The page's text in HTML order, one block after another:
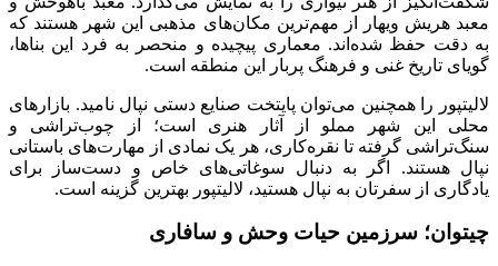
معبد هریش ویهار از مهم‌ترین مکان‌های مذهبی این شهر هستند که
به دقت حفظ شده‌اند. معماری پیچیده و منحصر به فرد این بناها،
گویای تاریخ غنی و فرهنگ پربار این منطقه است.
لالیتپور را همچنین می‌توان پایتخت صنایع دستی نپال نامید. بازارهای
محلی این شهر مملو از آثار هنری است؛ از چوب‌تراشی و
سنگ‌تراشی گرفته تا نقره‌کاری، هر یک نمادی از مهارت‌های باستانی
نپال هستند. اگر به دنبال سوغاتی‌های خاص و دست‌ساز برای
یادگاری از سفرتان به نپال هستید، لالیتپور بهترین گزینه است.
چیتوان؛ سرزمین حیات وحش و سافاری